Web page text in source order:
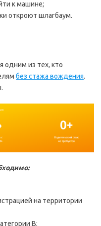
к машине;
откроют шлагбаум.
одним из тех, кто
без стажа вождения.
на территории
В;